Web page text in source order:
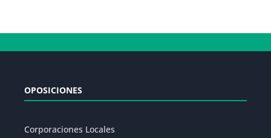
OPOSICIONES
Corporaciones Locales